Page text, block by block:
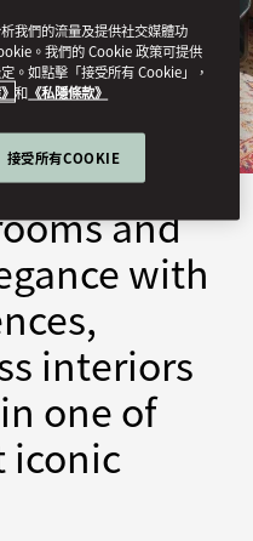
and
with
interiors
one of
iconic
我們的流量及提供社交媒體功
。我們的 Cookie 政策可提供
。如點擊「接受所有 Cookie」，
和 《私隱條款》
接受所有COOKIE